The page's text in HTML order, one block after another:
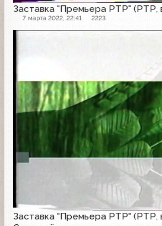
Заставка "Премьера РТР" (РТР,
7 марта 2022, 22:41 2223
Заставка "Премьера РТР" (РТР,